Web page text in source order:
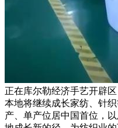
正在库尔勒经济手艺开辟
本地将继续成长家纺、针
产、单产位居中国首位，